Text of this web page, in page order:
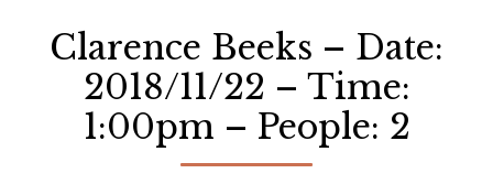
Clarence Beeks – Date:
2018/11/22 – Time:
1:00pm – People: 2